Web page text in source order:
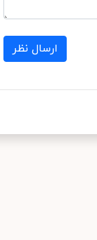
ارسال نظر